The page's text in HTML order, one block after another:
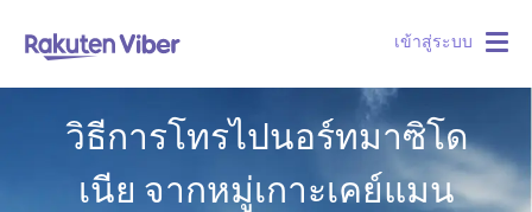
เข้าสู่ระบบ
วิธีการโทรไปนอร์ทมาซิโด
เนีย จากหมู่เกาะเคย์แมน